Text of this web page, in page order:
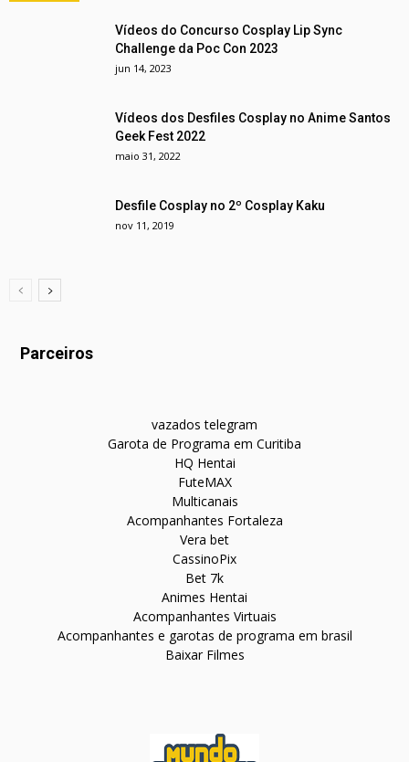
Vídeos do Concurso Cosplay Lip Sync
Challenge da Poc Con 2023
jun 14, 2023
Vídeos dos Desfiles Cosplay no Anime Santos
Geek Fest 2022
maio 31, 2022
Desfile Cosplay no 2º Cosplay Kaku
nov 11, 2019
Parceiros
vazados telegram
Garota de Programa em Curitiba
HQ Hentai
FuteMAX
Multicanais
Acompanhantes Fortaleza
Vera bet
CassinoPix
Bet 7k
Animes Hentai
Acompanhantes Virtuais
Acompanhantes e garotas de programa em brasil
Baixar Filmes